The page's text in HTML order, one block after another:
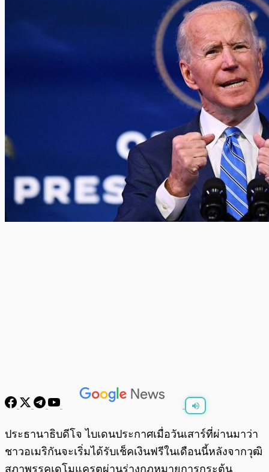
พร้อมเล่น 0:00 /
ประธานาธิบดีโจ ไบเดนประกาศเมื่อวันเสาร์ที่ผ่านมาว่า
ชาวอเมริกันจะเริ่มได้รับเช็คเงินฟรีในเดือนนี้หลังจากวุฒิ
สภาพรรคเดโมแครตผ่านร่างกฎหมายการกระตุ้น